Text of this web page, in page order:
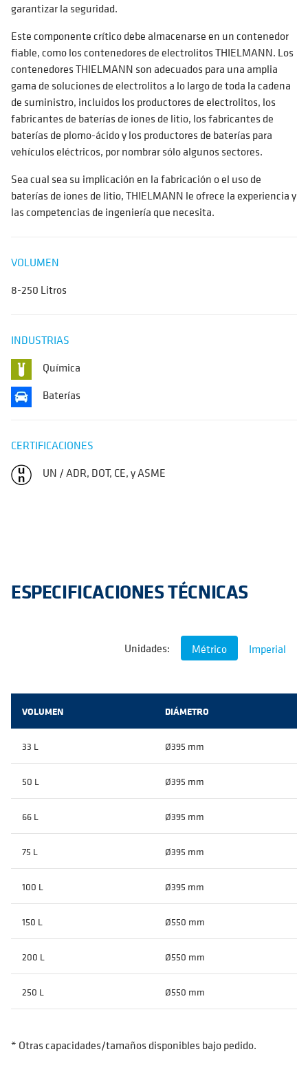
garantizar la seguridad.
Este componente crítico debe almacenarse en un contenedor
fiable, como los contenedores de electrolitos THIELMANN. Los
contenedores THIELMANN son adecuados para una amplia
gama de soluciones de electrolitos a lo largo de toda la cadena
de suministro, incluidos los productores de electrolitos, los
fabricantes de baterías de iones de litio, los fabricantes de
baterías de plomo-ácido y los productores de baterías para
vehículos eléctricos, por nombrar sólo algunos sectores.
Sea cual sea su implicación en la fabricación o el uso de
baterías de iones de litio, THIELMANN le ofrece la experiencia y
las competencias de ingeniería que necesita.
VOLUMEN
8-250 Litros
INDUSTRIAS
Química
Baterías
CERTIFICACIONES
UN / ADR, DOT, CE, y ASME
ESPECIFICACIONES TÉCNICAS
Unidades: Métrico Imperial
VOLUMEN DIÁMETRO
33 L Ø395 mm
50 L Ø395 mm
66 L Ø395 mm
75 L Ø395 mm
100 L Ø395 mm
150 L Ø550 mm
200 L Ø550 mm
250 L Ø550 mm
* Otras capacidades/tamaños disponibles bajo pedido.